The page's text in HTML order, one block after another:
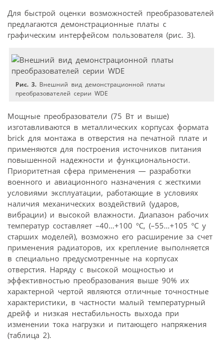
Для быстрой оценки возможностей преобразователей
предлагаются демонстрационные платы с
графическим интерфейсом пользователя (рис. 3).
Рис. 3. Внешний вид демонстрационной платы
преобразователей серии WDE
Мощные преобразователи (75 Вт и выше)
изготавливаются в металлических корпусах формата
brick для монтажа в отверстия на печатной плате и
применяются для построения источников питания
повышенной надежности и функциональности.
Приоритетная сфера применения — разработки
военного и авиационного назначения с жесткими
условиями эксплуатации, работающие в условиях
наличия механических воздействий (ударов,
вибрации) и высокой влажности. Диапазон рабочих
температур составляет –40…+100 °С, (–55…+105 °С у
старших моделей), возможно его расширение за счет
применения радиаторов, их крепление выполняется
в специально предусмотренные на корпусах
отверстия. Наряду с высокой мощностью и
эффективностью преобразования выше 90% их
характерной чертой являются отличные точностные
характеристики, в частности малый температурный
дрейф и низкая нестабильность выхода при
изменении тока нагрузки и питающего напряжения
(таблица 2).